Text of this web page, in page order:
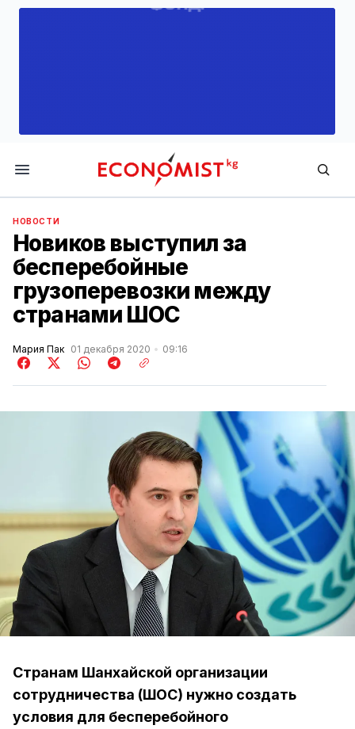
Economist.kg
НОВОСТИ
Новиков выступил за
бесперебойные
грузоперевозки между
странами ШОС
Мария Пак 01 декабря 2020 09:16
Странам Шанхайской организации
сотрудничества (ШОС) нужно создать
условия для бесперебойного